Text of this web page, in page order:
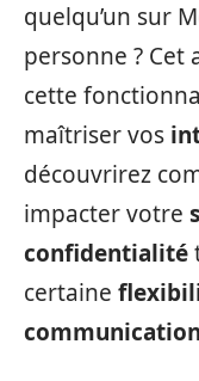
quelqu’un sur
personne ? Cet
cette
maîtriser vos
découvrirez
impacter votre
confidentialité
certaine
communication